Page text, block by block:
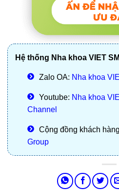
Hệ thống Nha khoa VIET
Zalo OA: Nha khoa
Youtube: Nha khoa
Channel
Cộng đồng khách
Group